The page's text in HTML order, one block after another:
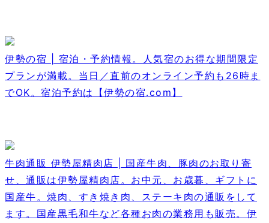
伊勢の宿 | 宿泊・予約情報。人気宿のお得な期間限定
プランが満載。当日／直前のオンライン予約も26時ま
でOK。宿泊予約は【伊勢の宿.com】
牛肉通販 伊勢屋精肉店 | 国産牛肉、豚肉のお取り寄
せ、通販は伊勢屋精肉店。お中元、お歳暮、ギフトに
国産牛。焼肉、すき焼き肉、ステーキ肉の通販をして
ます。国産黒毛和牛など各種お肉の業務用も販売。伊